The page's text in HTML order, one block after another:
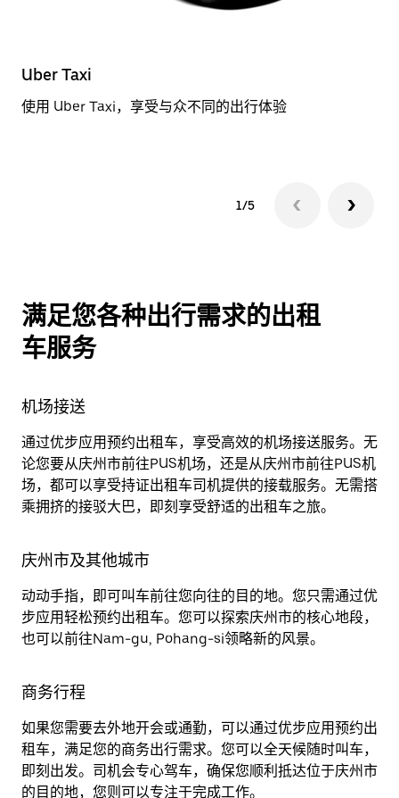
Uber Taxi
使用 Uber Taxi，享受与众不同的出行体验
1/5
满足您各种出行需求的出租
车服务
机场接送
通过优步应用预约出租车，享受高效的机场接送服务。无
论您要从庆州市前往PUS机场，还是从庆州市前往PUS机
场，都可以享受持证出租车司机提供的接载服务。无需搭
乘拥挤的接驳大巴，即刻享受舒适的出租车之旅。
庆州市及其他城市
动动手指，即可叫车前往您向往的目的地。您只需通过优
步应用轻松预约出租车。您可以探索庆州市的核心地段，
也可以前往Nam-gu, Pohang-si领略新的风景。
商务行程
如果您需要去外地开会或通勤，可以通过优步应用预约出
租车，满足您的商务出行需求。您可以全天候随时叫车，
即刻出发。司机会专心驾车，确保您顺利抵达位于庆州市
的目的地，您则可以专注于完成工作。